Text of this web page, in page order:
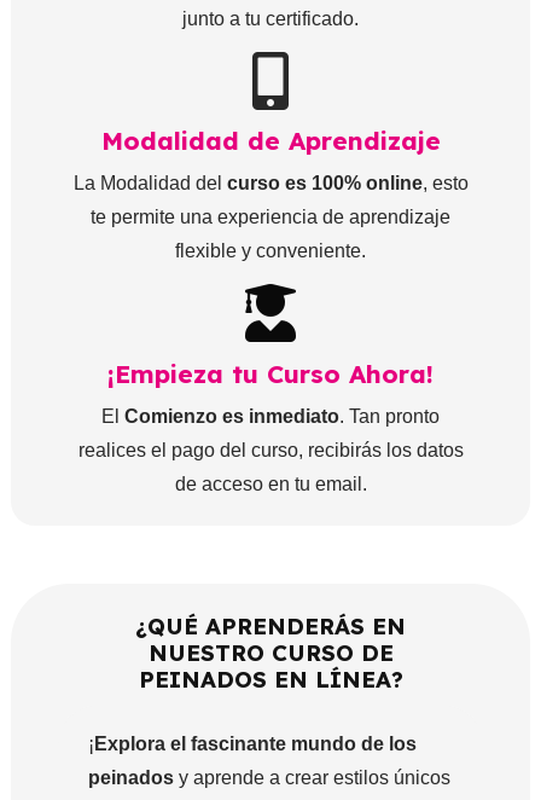
junto a tu certificado.
Modalidad de Aprendizaje
La Modalidad del curso es 100% online, esto
te permite una experiencia de aprendizaje
flexible y conveniente.
¡Empieza tu Curso Ahora!
El Comienzo es inmediato. Tan pronto
realices el pago del curso, recibirás los datos
de acceso en tu email.
¿QUÉ APRENDERÁS EN
NUESTRO CURSO DE
PEINADOS EN LÍNEA?
¡ Explora el fascinante mundo de los
peinados y aprende a crear estilos únicos